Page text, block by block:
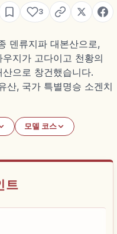
3
덴류지파 대본산으로,
지가 고다이고 천황의
으로 창건했습니다.
산, 국가 특별명승 소겐치
모델 코스
트